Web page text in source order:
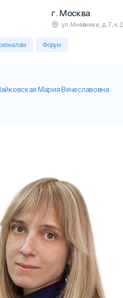
г. Москва
ул. Мнёвники, д. 7, к.2
Форум
Мария Вячеславовна